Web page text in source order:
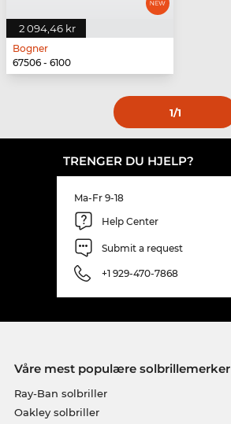
2 094,46 kr
Bogner
67506 - 6100
1/1
TRENGER DU HJELP?
Ma-Fr 9-18
Help Center
Submit a request
+1 929-470-7868
Våre mest populære solbrillemerker
Ray-Ban solbriller
Oakley solbriller